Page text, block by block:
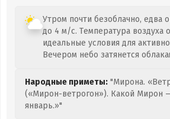
Утром почти безоблачно, едва
до 4 м/с. Температура воздуха
идеальные условия для
Вечером небо затянется
Народные приметы: "Мирона.
(«Мирон-ветрогон»). Какой Мирон
январь.»"